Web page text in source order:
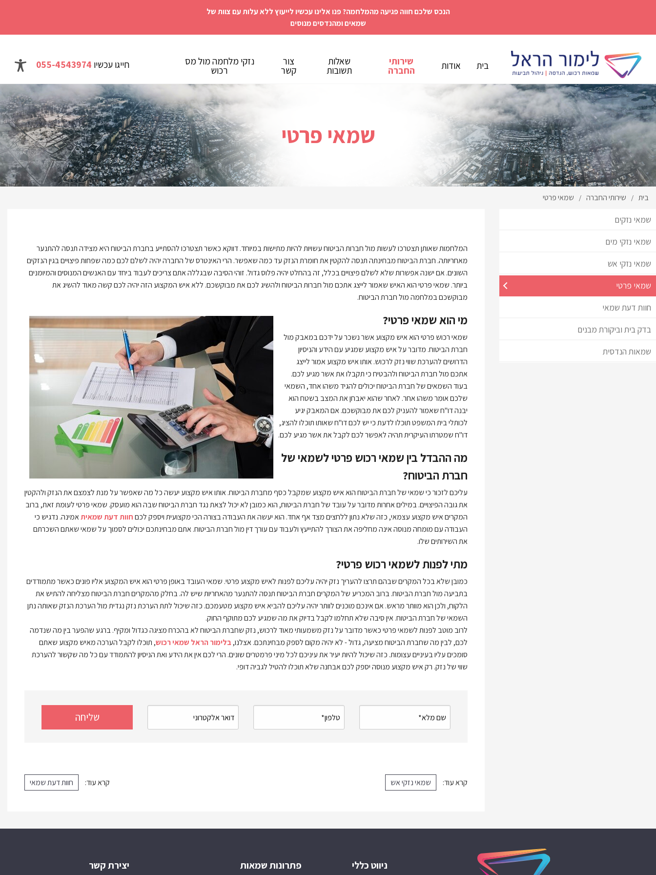
הנכס שלכם חווה פגיעה מהמלחמה? פנו אלינו עכשיו לייעוץ ללא עלות עם צוות של
שמאים ומהנדסים מנוסים
בית אודות שירותי
החברה
שאלות
תשובות
צור
קשר
נזקי מלחמה מול מס
רכוש חייגו עכשיו 055-4543974
שמאי פרטי
בית / שירותי החברה / שמאי פרטי
שמאי נזקים
שמאי נזקי מים
שמאי נזקי אש
שמאי פרטי
חוות דעת שמאי
בדק בית וביקורת מבנים
שמאות הנדסית
המלחמות שאותן תצטרכו לעשות מול חברות הביטוח עשויות להיות מתישות במיוחד. דווקא כאשר תצטרכו להסתייע בחברת הביטוח היא מצידה תנסה להתנער
מאחריותה. חברת הביטוח מבחינתה תנסה להקטין את חומרת הנזק עד כמה שאפשר. הרי האינטרס של החברה יהיה לשלם לכם כמה שפחות פיצויים בגין הנזקים
השונים. אם ישנה אפשרות שלא לשלם פיצויים בכלל, זה בהחלט יהיה פלוס גדול. זוהי הסיבה שבגללה אתם צריכים לעבוד ביחד עם האנשים המנוסים והמיומנים
ביותר. שמאי פרטי הוא האיש שאמור לייצג אתכם מול חברות הביטוח ולהשיג לכם את מבוקשכם. ללא איש המקצוע הזה יהיה לכם קשה מאוד להשיג את
מבוקשכם במלחמה מול חברת הביטוח.
מי הוא שמאי פרטי?
שמאי רכוש פרטי הוא איש מקצוע אשר נשכר על ידכם במאבק מול
חברת הביטוח. מדובר על איש מקצוע שמגיע עם הידע והניסיון
הדרושים להערכת שווי נזק לרכוש. אותו איש מקצוע אמור לייצג
אתכם מול חברת הביטוח ולהבטיח כי תקבלו את אשר מגיע לכם.
בעוד השמאים של חברת הביטוח יכולים להגיד משהו אחד, השמאי
שלכם אומר משהו אחר. לאחר שהוא יאבחן את המצב בשטח הוא
יבנה דו"ח שאמור להעניק לכם את מבוקשכם. אם המאבק יגיע
לכותלי בית המשפט תוכלו לדעת כי יש לכם דו"ח שאותו תוכלו להציג,
דו"ח שמטרתו העיקרית תהיה לאפשר לכם לקבל את אשר מגיע לכם.
מה ההבדל בין שמאי רכוש פרטי לשמאי של
חברת הביטוח?
עליכם לזכור כי שמאי של חברת הביטוח הוא איש מקצוע שמקבל כסף מחברת הביטוח. אותו איש מקצוע יעשה כל מה שאפשר על מנת לצמצם את הנזק ולהקטין
את גובה הפיצויים. במילים אחרות מדובר על עובד של חברת הביטוח, הוא כמובן לא יכול לצאת נגד חברת הביטוח שבה הוא מועסק. שמאי פרטי לעומת זאת, ברוב
המקרים איש מקצוע עצמאי, כזה שלא נתון ללחצים מצד אף אחד. הוא יעשה את העבודה בצורה הכי מקצועית ויספק לכםחוות דעת שמאיתאמינה. נדגיש כי
העבודה עם מומחה מנוסה אינה מחליפה את הצורך להתייעץ ולעבוד עם עורך דין מול חברת הביטוח. אתם מבחינתכם יכולים לסמוך על שמאי שאתם השכרתם
את השירותים שלו.
מתי לפנות לשמאי רכוש פרטי?
כמובן שלא בכל המקרים שבהם תרצו להעריך נזק יהיה עליכם לפנות לאיש מקצוע פרטי. שמאי העובד באופן פרטי הוא איש המקצוע אליו פונים כאשר מתמודדים
בתביעה מול חברת הביטוח. ברוב המכריע של המקרים חברת הביטוח תנסה להתנער מהאחריות שיש לה. בחלק מהמקרים חברת הביטוח מצליחה להתיש את
הלקוח, ולכן הוא מוותר מראש. אם אינכם מוכנים לוותר יהיה עליכם להביא איש מקצוע מטעמכם. כזה שיכול לתת הערכת נזק נגדית מול הערכת הנזק שאותה נתן
השמאי של חברת הביטוח. אין סיבה שלא תחלמו לקבל בדיוק את מה שמגיע לכם מתוקף החוק.
לרוב מוטב לפנות לשמאי פרטי כאשר מדובר על נזק משמעותי מאוד לרכוש, נזק שחברת הביטוח לא בהכרח מציגה כגדול ומקיף. ברגע שהפער בין מה שנדמה
לכם, לבין מה שחברת הביטוח מציעה, גדול - לא יהיה מקום לספק מבחינתכם. אצלנו,בלימור הראל שמאי רכוש, תוכלו לקבל הערכה מאיש מקצוע שאתם
סומכים עליו בעיניים עצומות. כזה שיכול להיות יעיר את עיניכם לכל מיני פרמטרים שונים. הרי לכם אין את הידע ואת הניסיון להתמודד עם כל מה שקשור להערכת
שווי של נזק. רק איש מקצוע מנוסה יספק לכם אבחנה שלא תוכלו להטיל לגביה דופי.
קרא עוד: שמאי נזקי אש קרא עוד: חוות דעת שמאי
ניווט כללי פתרונות שמאות יצירת קשר